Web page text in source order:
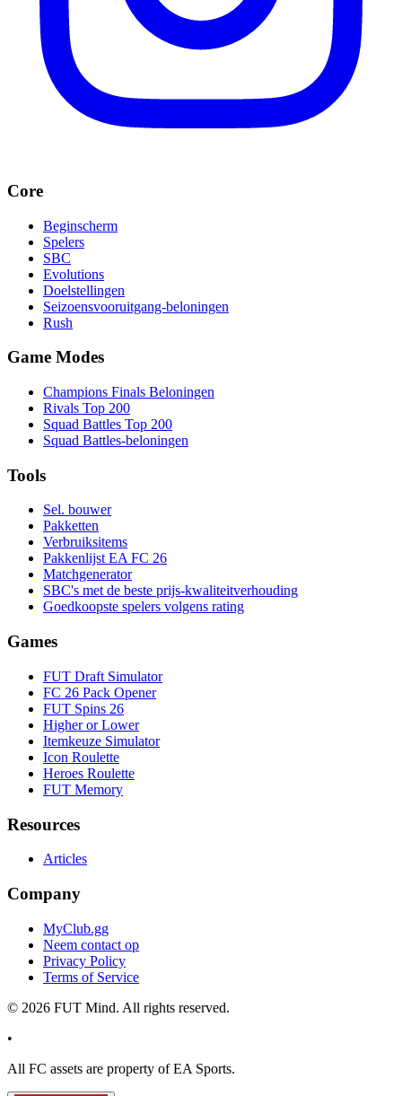
Core
Beginscherm
Spelers
SBC
Evolutions
Doelstellingen
Seizoensvooruitgang-beloningen
Rush
Game Modes
Champions Finals Beloningen
Rivals Top 200
Squad Battles Top 200
Squad Battles-beloningen
Tools
Sel. bouwer
Pakketten
Verbruiksitems
Pakkenlijst EA FC 26
Matchgenerator
SBC's met de beste prijs-kwaliteitverhouding
Goedkoopste spelers volgens rating
Games
FUT Draft Simulator
FC 26 Pack Opener
FUT Spins 26
Higher or Lower
Itemkeuze Simulator
Icon Roulette
Heroes Roulette
FUT Memory
Resources
Articles
Company
MyClub.gg
Neem contact op
Privacy Policy
Terms of Service
© 2026 FUT Mind. All rights reserved.
•
All FC assets are property of EA Sports.